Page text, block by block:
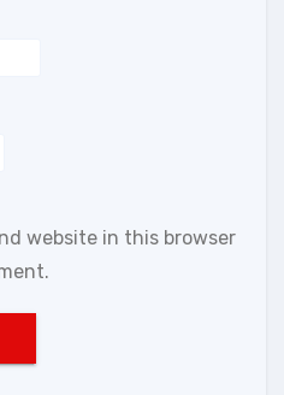
website in this browser